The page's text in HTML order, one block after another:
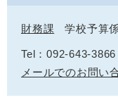
財務課 学校予算
Tel：092-643-3866
メールでのお問い